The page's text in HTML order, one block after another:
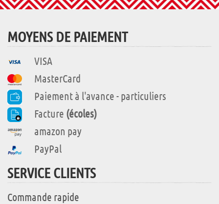
MOYENS DE PAIEMENT
VISA
MasterCard
Paiement à l'avance - particuliers
Facture (écoles)
amazon pay
PayPal
SERVICE CLIENTS
Commande rapide